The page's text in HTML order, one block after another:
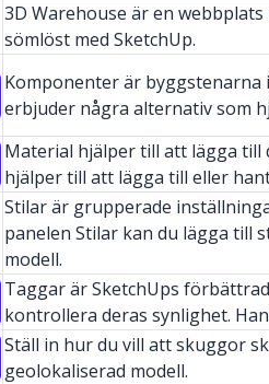
3D Warehouse är en
sömlöst med SketchUp.
Komponenter är byggstenarna
erbjuder några alternativ som
Material hjälper till att lägga till
hjälper till att lägga till eller
Stilar är grupperade
panelen Stilar kan du lägga till
modell.
Taggar är SketchUps
kontrollera deras synlighet.
Ställ in hur du vill att skuggor
geolokaliserad modell.